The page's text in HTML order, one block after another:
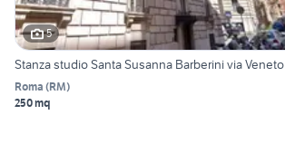
5
Stanza studio Santa Susanna Barberini via Veneto
Roma (RM)
250 mq